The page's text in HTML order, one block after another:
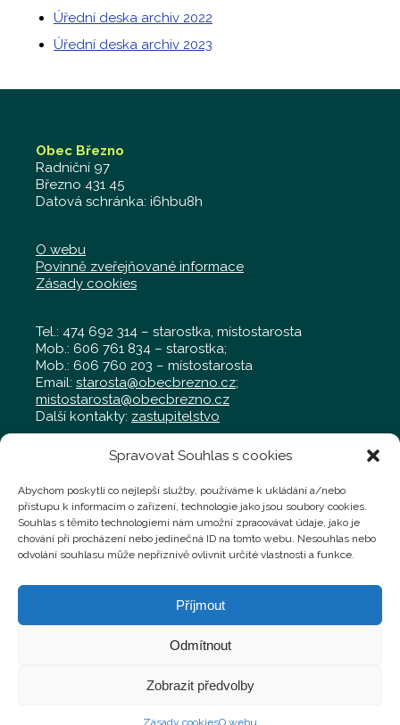
Spravovat Souhlas s cookies
Abychom poskytli co nejlepší služby, používáme k ukládání a/nebo
přístupu k informacím o zařízení, technologie jako jsou soubory cookies.
Souhlas s těmito technologiemi nám umožní zpracovávat údaje, jako je
chování při procházení nebo jedinečná ID na tomto webu. Nesouhlas nebo
odvolání souhlasu může nepříznivě ovlivnit určité vlastnosti a funkce.
Příjmout
Odmítnout
Zobrazit předvolby
Zásady cookiesO webu
Úřední deska archiv 2022
Úřední deska archiv 2023
Obec Březno
Radniční 97
Březno 431 45
Datová schránka: i6hbu8h
O webu
Povinně zveřejňované informace
Zásady cookies
Tel.: 474 692 314 – starostka, místostarosta
Mob.: 606 761 834 – starostka;
Mob.: 606 760 203 – místostarosta
Email: starosta@obecbrezno.cz;
mistostarosta@obecbrezno.cz
Další kontakty: zastupitelstvo
Obecní úřad Březno
Tel.: 474 692 011 – kancelář
Mob.: 702 019 929 – kancelář
Mob.: 724 769 058 – technik,
technik@obecbrezno.cz
Faktury a jiné účetní doklady můžete zasílat na
fakturace@obecbrezno.cz
Obec Březno - Oficiální stránky obce © 2026 |